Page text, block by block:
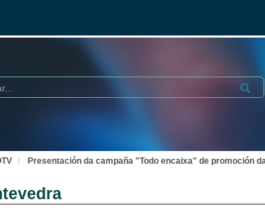
Submit
Presentación da campaña "Todo encaixa" de promoción